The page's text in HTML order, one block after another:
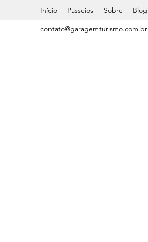
Início Passeios Sobre Blog
contato@garagemturismo.com.br